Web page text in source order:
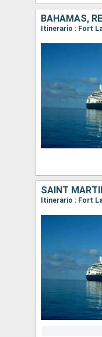
BAHAMAS,
Itinerario : Fort